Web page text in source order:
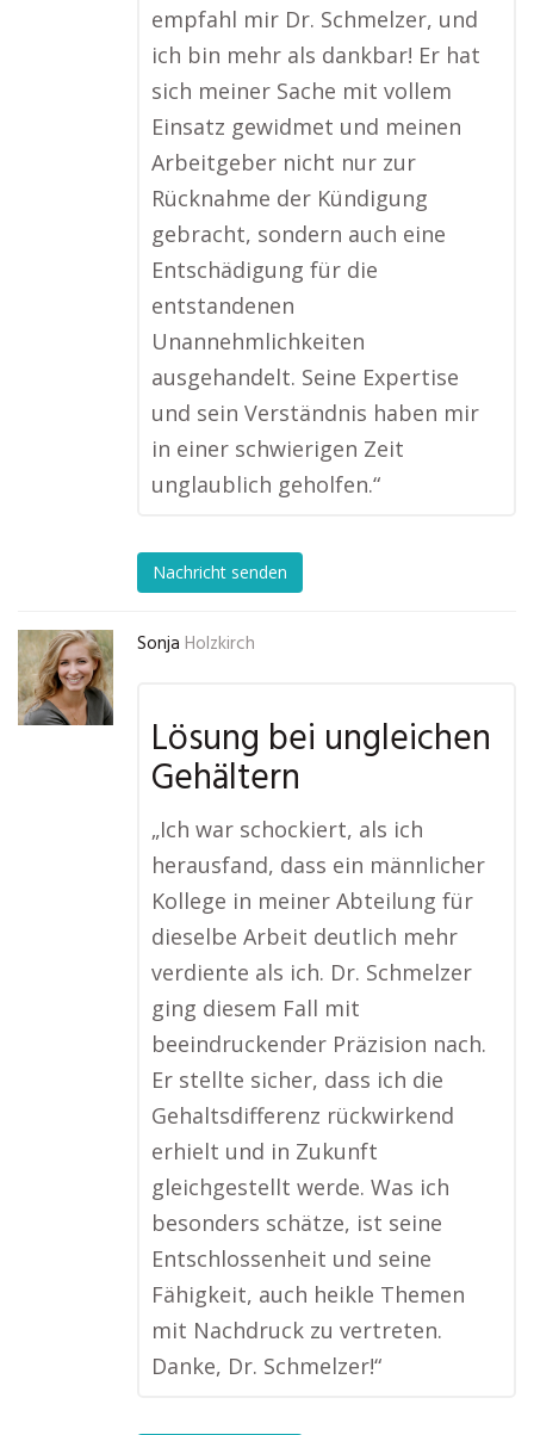
empfahl mir Dr. Schmelzer, und
ich bin mehr als dankbar! Er hat
sich meiner Sache mit vollem
Einsatz gewidmet und meinen
Arbeitgeber nicht nur zur
Rücknahme der Kündigung
gebracht, sondern auch eine
Entschädigung für die
entstandenen
Unannehmlichkeiten
ausgehandelt. Seine Expertise
und sein Verständnis haben mir
in einer schwierigen Zeit
unglaublich geholfen.“
Nachricht senden
Sonja Holzkirch
Lösung bei ungleichen
Gehältern
„Ich war schockiert, als ich
herausfand, dass ein männlicher
Kollege in meiner Abteilung für
dieselbe Arbeit deutlich mehr
verdiente als ich. Dr. Schmelzer
ging diesem Fall mit
beeindruckender Präzision nach.
Er stellte sicher, dass ich die
Gehaltsdifferenz rückwirkend
erhielt und in Zukunft
gleichgestellt werde. Was ich
besonders schätze, ist seine
Entschlossenheit und seine
Fähigkeit, auch heikle Themen
mit Nachdruck zu vertreten.
Danke, Dr. Schmelzer!“